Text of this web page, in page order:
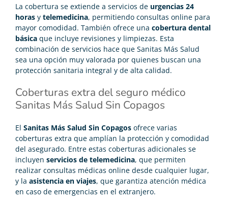
La cobertura se extiende a servicios de urgencias 24
horas y telemedicina, permitiendo consultas online para
mayor comodidad. También ofrece una cobertura dental
básica que incluye revisiones y limpiezas. Esta
combinación de servicios hace que Sanitas Más Salud
sea una opción muy valorada por quienes buscan una
protección sanitaria integral y de alta calidad.
Coberturas extra del seguro médico
Sanitas Más Salud Sin Copagos
El Sanitas Más Salud Sin Copagos ofrece varias
coberturas extra que amplían la protección y comodidad
del asegurado. Entre estas coberturas adicionales se
incluyen servicios de telemedicina, que permiten
realizar consultas médicas online desde cualquier lugar,
y la asistencia en viajes, que garantiza atención médica
en caso de emergencias en el extranjero.